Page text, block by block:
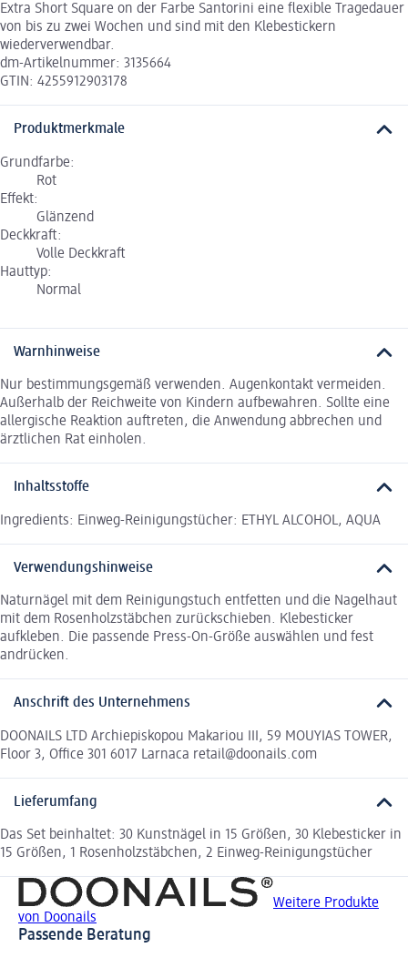
Extra Short Square on der Farbe Santorini eine flexible Tragedauer
von bis zu zwei Wochen und sind mit den Klebestickern
wiederverwendbar.
dm-Artikelnummer: 3135664
GTIN: 4255912903178
Produktmerkmale
Grundfarbe:
Rot
Effekt:
Glänzend
Deckkraft:
Volle Deckkraft
Hauttyp:
Normal
Warnhinweise
Nur bestimmungsgemäß verwenden. Augenkontakt vermeiden.
Außerhalb der Reichweite von Kindern aufbewahren. Sollte eine
allergische Reaktion auftreten, die Anwendung abbrechen und
ärztlichen Rat einholen.
Inhaltsstoffe
Ingredients: Einweg-Reinigungstücher: ETHYL ALCOHOL, AQUA
Verwendungshinweise
Naturnägel mit dem Reinigungstuch entfetten und die Nagelhaut
mit dem Rosenholzstäbchen zurückschieben. Klebesticker
aufkleben. Die passende Press-On-Größe auswählen und fest
andrücken.
Anschrift des Unternehmens
DOONAILS LTD Archiepiskopou Makariou III, 59 MOUYIAS TOWER,
Floor 3, Office 301 6017 Larnaca retail@doonails.com
Lieferumfang
Das Set beinhaltet: 30 Kunstnägel in 15 Größen, 30 Klebesticker in
15 Größen, 1 Rosenholzstäbchen, 2 Einweg-Reinigungstücher
Weitere Produkte
von Doonails
Passende Beratung